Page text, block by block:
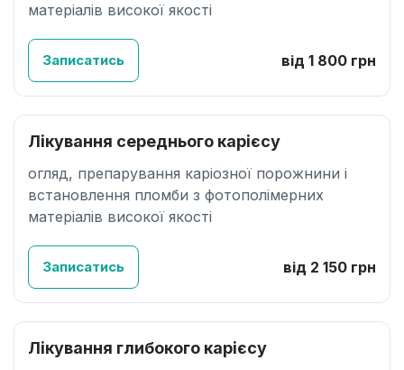
матеріалів високої якості
від 1 800 грн
Записатись
Лікування середнього карієсу
огляд, препарування каріозної порожнини і
встановлення пломби з фотополімерних
матеріалів високої якості
від 2 150 грн
Записатись
Лікування глибокого карієсу